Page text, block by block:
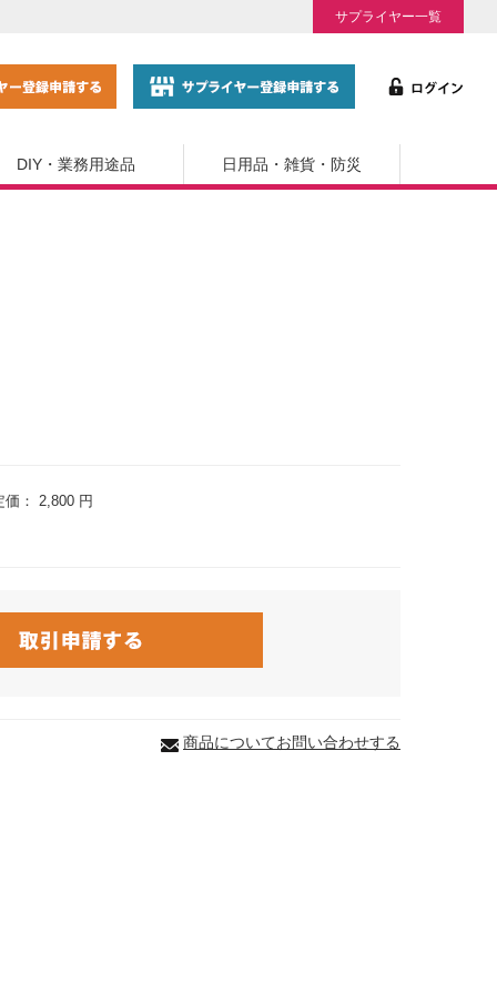
サプライヤー一覧
DIY・業務用途品 日用品・雑貨・防災
価： 2,800 円
商品についてお問い合わせする